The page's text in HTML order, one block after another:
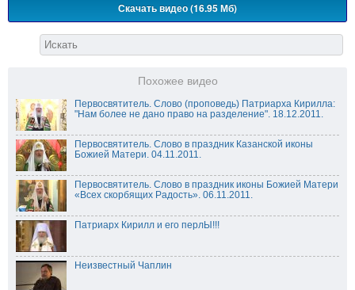
Скачать видео (16.95 Мб)
Похожее видео
Первосвятитель. Слово (проповедь) Патриарха Кирилла:
"Нам более не дано право на разделение". 18.12.2011.
Первосвятитель. Слово в праздник Казанской иконы
Божией Матери. 04.11.2011.
Первосвятитель. Слово в праздник иконы Божией Матери
«Всех скорбящих Радость». 06.11.2011.
Патриарх Кирилл и его перлЫ!!!
Неизвестный Чаплин